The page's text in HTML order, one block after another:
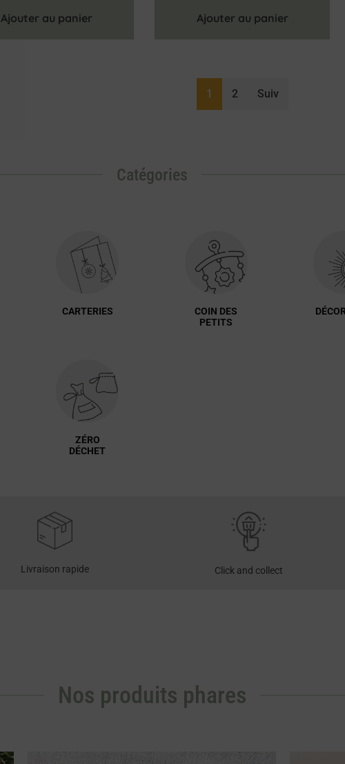
Ajouter au panier Ajouter au panier
1 2 Suiv
Catégories
CARTERIES
COIN DES
PETITS
ZÉRO
DÉCHET
Livraison rapide Click and collect
Nos produits phares